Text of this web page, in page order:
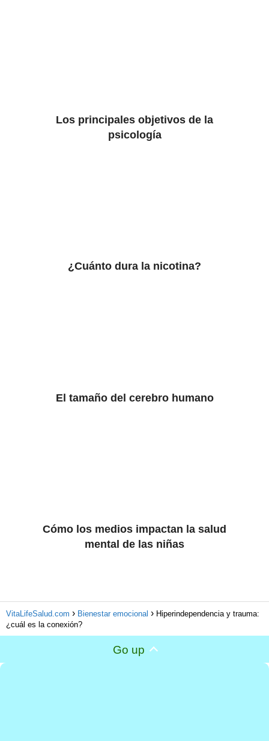
Los principales objetivos de la
psicología
¿Cuánto dura la nicotina?
El tamaño del cerebro humano
Cómo los medios impactan la salud
mental de las niñas
VitaLifeSalud.com Bienestar emocional
Hiperindependencia y trauma:
¿cuál es la conexión?
Go up